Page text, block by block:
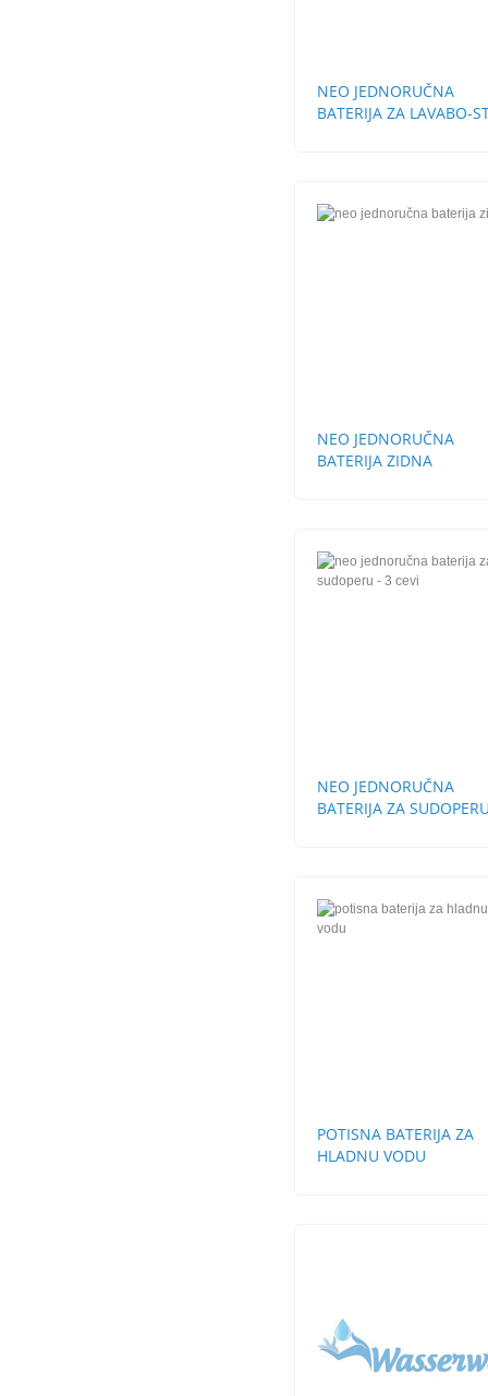
NEO JEDNORUČNA
BATERIJA ZA LAVABO-
NEO JEDNORUČNA
BATERIJA ZIDNA
NEO JEDNORUČNA
BATERIJA ZA
POTISNA BATERIJA ZA
HLADNU VODU